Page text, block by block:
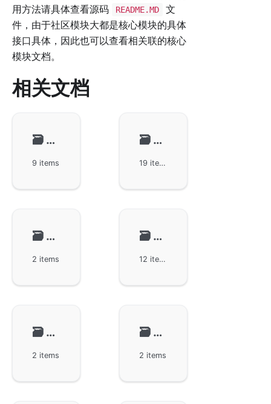
用方法请具体查看源码
README.MD
文
件，由于社区模块大都是核心模块的具体
接口具体，因此也可以查看相关联的核心
模块文档。
相关文档
🗃️ 数据结构
9 items
🗃️ 系统相关
19 items
🗃️ 文本处理
2 items
🗃️ 编码解码
12 items
🗃️ 数据管理
2 items
🗃️ 网络组件
2 items